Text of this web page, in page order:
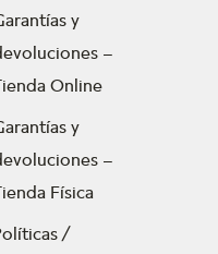
y
–
Online
y
–
Física
/